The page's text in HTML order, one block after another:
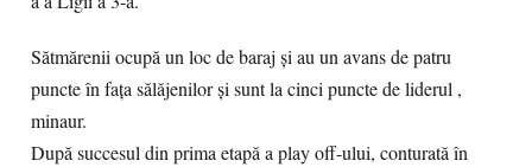
Sătmărenii ocupă un loc de baraj și au un avans de patru
puncte în fața sălăjenilor și sunt la cinci puncte de liderul ,
minaur.
După succesul din prima etapă a play off-ului, conturată în